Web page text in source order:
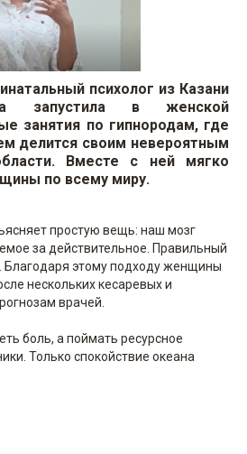
психолог из Казани
запустила в женской
занятия по гипнородам, где
делится своим невероятным
Вместе с ней мягко
по всему миру.
простую вещь: наш мозг
за действительное. Правильный
Благодаря этому подходу женщины
нескольких кесаревых и
врачей.
боль, а поймать ресурсное
Только спокойствие океана